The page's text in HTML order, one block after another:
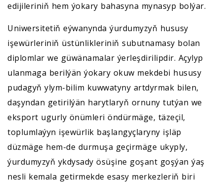
edijileriniň hem ýokary bahasyna mynasyp bolýar.
Uniwersitetiň eýwanynda ýurdumyzyň hususy
işewürleriniň üstünlikleriniň subutnamasy bolan
diplomlar we güwänamalar ýerleşdirilipdir. Açylyp
ulanmaga berilýän ýokary okuw mekdebi hususy
pudagyň ylym-bilim kuwwatyny artdyrmak bilen,
daşyndan getirilýän harytlaryň ornuny tutýan we
eksport ugurly önümleri öndürmäge, täzeçil,
toplumlaýyn işewürlik başlangyçlaryny işläp
düzmäge hem-de durmuşa geçirmäge ukyply,
ýurdumyzyň ykdysady ösüşine goşant goşýan ýaş
nesli kemala getirmekde esasy merkezleriň biri